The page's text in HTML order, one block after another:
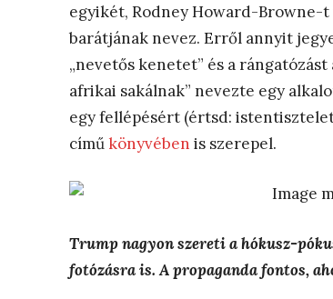
egyikét, Rodney Howard-Browne-
barátjának nevez. Erről annyit
„nevetős kenetet” és a
afrikai sakálnak” nevezte egy
egy fellépésért (értsd:
címűkönyvében is szerepel.
Trump nagyon szereti a hókusz-
fotózásra is. A propaganda fontos,